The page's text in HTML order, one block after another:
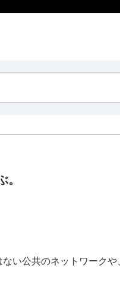
。
い公共のネットワーク